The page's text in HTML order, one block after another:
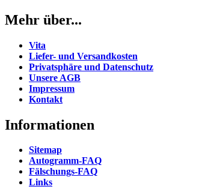
Mehr über...
Vita
Liefer- und Versandkosten
Privatsphäre und Datenschutz
Unsere AGB
Impressum
Kontakt
Informationen
Sitemap
Autogramm-FAQ
Fälschungs-FAQ
Links